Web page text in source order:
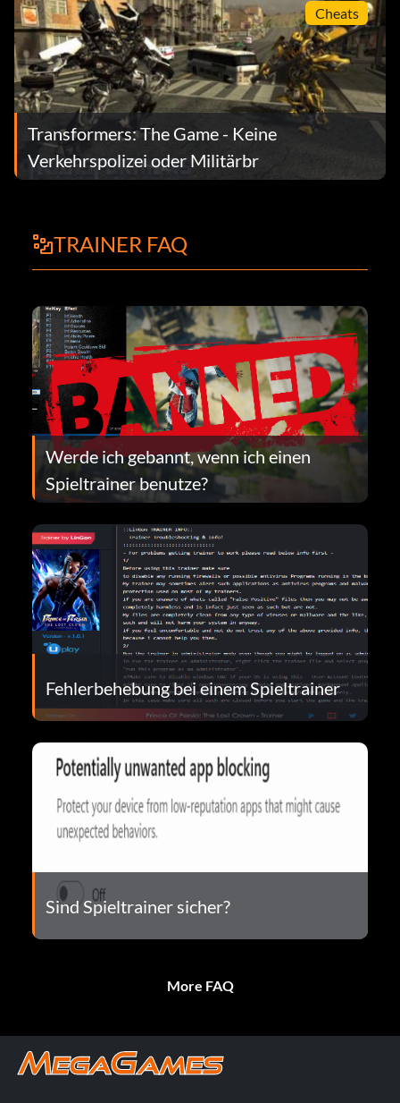
Cheats
Transformers: The Game - Keine
Verkehrspolizei oder Militärbr
TRAINER FAQ
Werde ich gebannt, wenn ich einen
Spieltrainer benutze?
Fehlerbehebung bei einem Spieltrainer
Sind Spieltrainer sicher?
More FAQ